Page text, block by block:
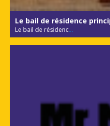
Le bail de résidence
Le bail de résidenc...